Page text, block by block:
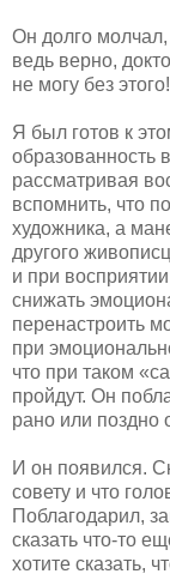
Он долго молчал,
ведь верно,
не могу без
Я был готов к
образованность
рассматривая
вспомнить, что
художника, а
другого
и при
снижать
перенастроить
при
что при таком
пройдут. Он
рано или поздно
И он появился.
совету и что
Поблагодарил,
сказать что-то
хотите сказать,